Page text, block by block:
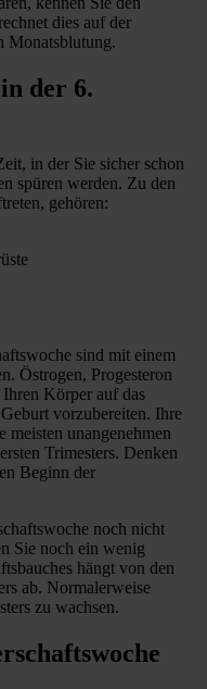
dies auf der
Monatsblutung.
der 6.
in der Sie sicher schon
spüren werden. Zu den
gehören:
sind mit einem
Östrogen, Progesteron
Körper auf das
vorzubereiten. Ihre
meisten unangenehmen
Trimesters. Denken
Beginn der
noch nicht
Sie noch ein wenig
hängt von den
ab. Normalerweise
zu wachsen.